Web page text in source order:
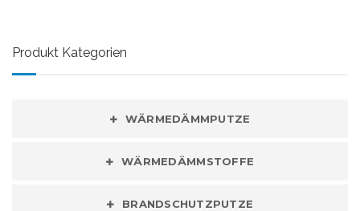
Produkt Kategorien
WÄRMEDÄMMPUTZE
WÄRMEDÄMMSTOFFE
BRANDSCHUTZPUTZE